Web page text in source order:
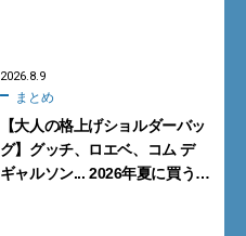
2026.8.9
まとめ
【大人の格上げショルダーバッ
グ】グッチ、ロエベ、コム デ
ギャルソン... 2026年夏に買うべ